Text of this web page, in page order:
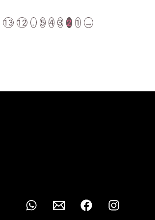
→
1
2
3
4
5
…
12
13